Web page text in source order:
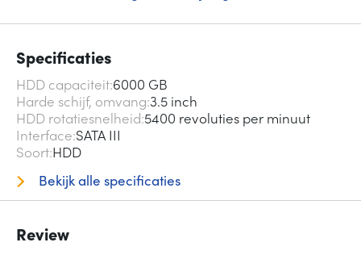
Specificaties
HDD capaciteit 6000 GB
Harde schijf, omvang 3.5 inch
HDD rotatiesnelheid 5400 revoluties per minuut
Interface SATA III
Soort HDD
Bekijk alle specificaties
Review